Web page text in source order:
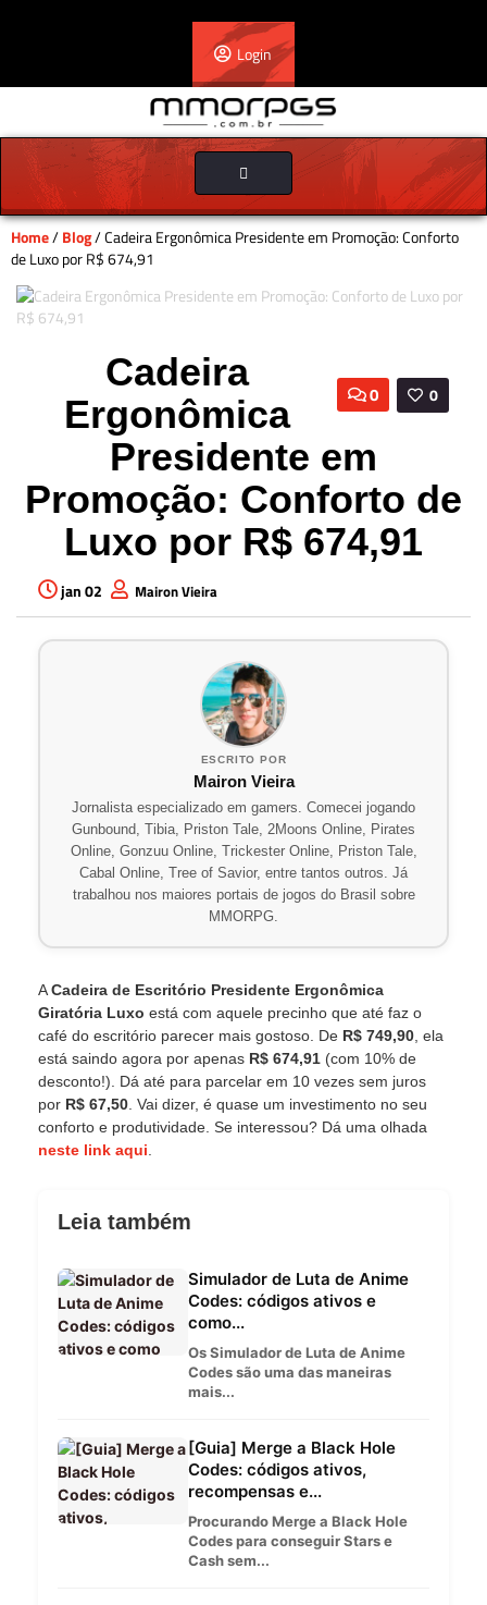
Login
Toggle
navigation
Home/Blog/ Cadeira Ergonômica Presidente em Promoção: Conforto
de Luxo por R$ 674,91
0
0
Cadeira
Ergonômica
Presidente em
Promoção: Conforto de
Luxo por R$ 674,91
jan 02 Mairon Vieira
ESCRITO POR
Mairon Vieira
Jornalista especializado em gamers. Comecei jogando
Gunbound, Tibia, Priston Tale, 2Moons Online, Pirates
Online, Gonzuu Online, Trickester Online, Priston Tale,
Cabal Online, Tree of Savior, entre tantos outros. Já
trabalhou nos maiores portais de jogos do Brasil sobre
MMORPG.
ACadeira de Escritório Presidente Ergonômica
Giratória Luxo está com aquele precinho que até faz o
café do escritório parecer mais gostoso. De R$ 749,90 , ela
está saindo agora por apenas R$ 674,91 (com 10% de
desconto!). Dá até para parcelar em 10 vezes sem juros
por R$ 67,50 . Vai dizer, é quase um investimento no seu
conforto e produtividade. Se interessou? Dá uma olhada
neste link aqui
Leia também
Simulador de Luta de Anime
Codes: códigos ativos e
como...
Os Simulador de Luta de Anime
Codes são uma das maneiras
mais...
[Guia] Merge a Black Hole
Codes: códigos ativos,
recompensas e...
Procurando Merge a Black Hole
Codes para conseguir Stars e
Cash sem...